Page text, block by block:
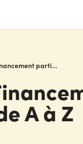
Crowdfunding / Financement participatif de A à Z
A à Z